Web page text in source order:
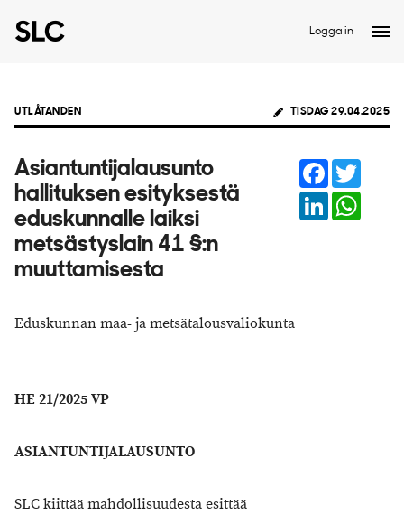
Logga in
UTLÅTANDEN TISDAG 29.04.2025
Asiantuntijalausunto
hallituksen esityksestä
eduskunnalle laiksi
metsästyslain 41 §:n
muuttamisesta
Facebook
LinkedIn
Eduskunnan maa- ja metsätalousvaliokunta
HE 21/2025 VP
ASIANTUNTIJALAUSUNTO
SLC kiittää mahdollisuudesta esittää